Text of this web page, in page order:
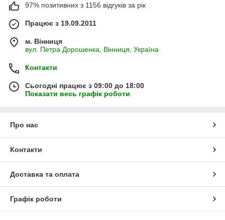
97% позитивних з 1156 відгуків за рік
Працює з 19.09.2011
м. Вінниця
вул. Петра Дорошенка, Вінниця, Україна
Контакти
Сьогодні працює з 09:00 до 18:00
Показати весь графік роботи
Про нас
Контакти
Доставка та оплата
Графік роботи